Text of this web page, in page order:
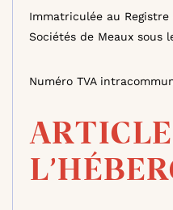
Immatriculée au
Sociétés de Meaux sous
Numéro TVA